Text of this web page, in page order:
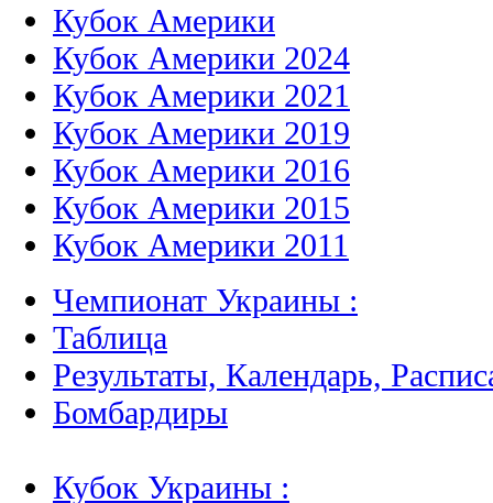
Кубок Америки
Кубок Америки 2024
Кубок Америки 2021
Кубок Америки 2019
Кубок Америки 2016
Кубок Америки 2015
Кубок Америки 2011
Чемпионат Украины :
Таблица
Результаты, Календарь,
Бомбардиры
Кубок Украины :